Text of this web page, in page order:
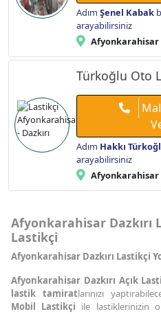
Adım Şenel Kabak
arayabilirsiniz
Afyonkarahisar
Türkoğlu Oto
Adım Hakkı
arayabilirsiniz
Afyonkarahisar
Afyonkarahisar Dazkırı
Lastikçi
Afyonkarahisar Dazkırı Lastikçi
Afyonkarahisar Dazkırı Açık
lastik tamiratlarınızı
Mobil Lastikçi ile lastiklerinizin